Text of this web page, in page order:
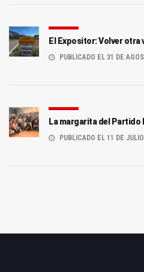
El Expositor: Volver otra
PUBLICADO EL 31 DE
La margarita del Partido
PUBLICADO EL 11 DE